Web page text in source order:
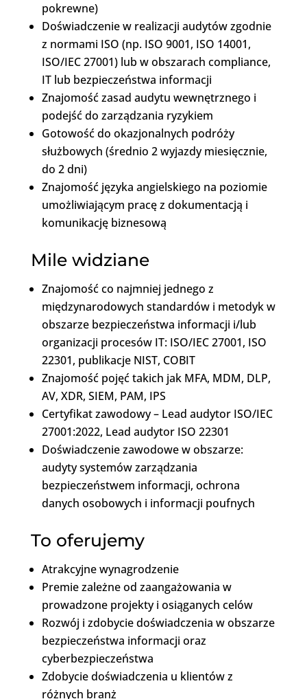
pokrewne)
Doświadczenie w realizacji audytów zgodnie
z normami ISO (np. ISO 9001, ISO 14001,
ISO/IEC 27001) lub w obszarach compliance,
IT lub bezpieczeństwa informacji
Znajomość zasad audytu wewnętrznego i
podejść do zarządzania ryzykiem
Gotowość do okazjonalnych podróży
służbowych (średnio 2 wyjazdy miesięcznie,
do 2 dni)
Znajomość języka angielskiego na poziomie
umożliwiającym pracę z dokumentacją i
komunikację biznesową
Mile widziane
Znajomość co najmniej jednego z
międzynarodowych standardów i metodyk w
obszarze bezpieczeństwa informacji i/lub
organizacji procesów IT: ISO/IEC 27001, ISO
22301, publikacje NIST, COBIT
Znajomość pojęć takich jak MFA, MDM, DLP,
AV, XDR, SIEM, PAM, IPS
Certyfikat zawodowy – Lead audytor ISO/IEC
27001:2022, Lead audytor ISO 22301
Doświadczenie zawodowe w obszarze:
audyty systemów zarządzania
bezpieczeństwem informacji, ochrona
danych osobowych i informacji poufnych
To oferujemy
Atrakcyjne wynagrodzenie
Premie zależne od zaangażowania w
prowadzone projekty i osiąganych celów
Rozwój i zdobycie doświadczenia w obszarze
bezpieczeństwa informacji oraz
cyberbezpieczeństwa
Zdobycie doświadczenia u klientów z
różnych branż